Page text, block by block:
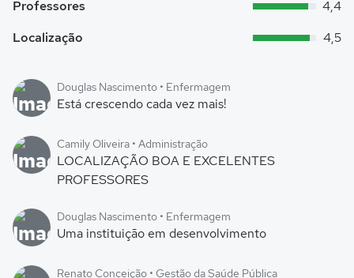
Professores
4,4
Localização
4,5
Douglas Nascimento • Enfermagem
Está crescendo cada vez mais!
Camily Oliveira • Administração
LOCALIZAÇÃO BOA E EXCELENTES
PROFESSORES
Douglas Nascimento • Enfermagem
Uma instituição em desenvolvimento
Renato Conceição • Gestão da Saúde Pública